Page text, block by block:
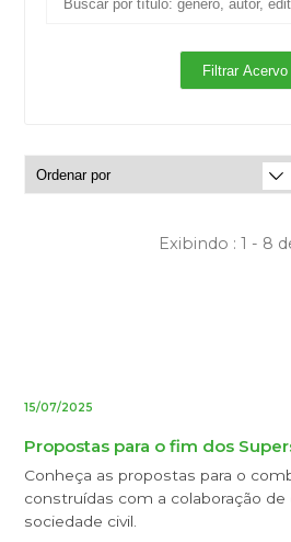
Exibindo : 1 - 8
15/07/2025
Propostas para o fim dos
Conheça as propostas para o
construídas com a colaboração de
sociedade civil.